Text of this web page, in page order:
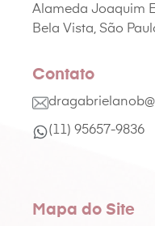
Alameda Joaquim
Bela Vista, São
Contato
(11) 95657-9836
Mapa do Site